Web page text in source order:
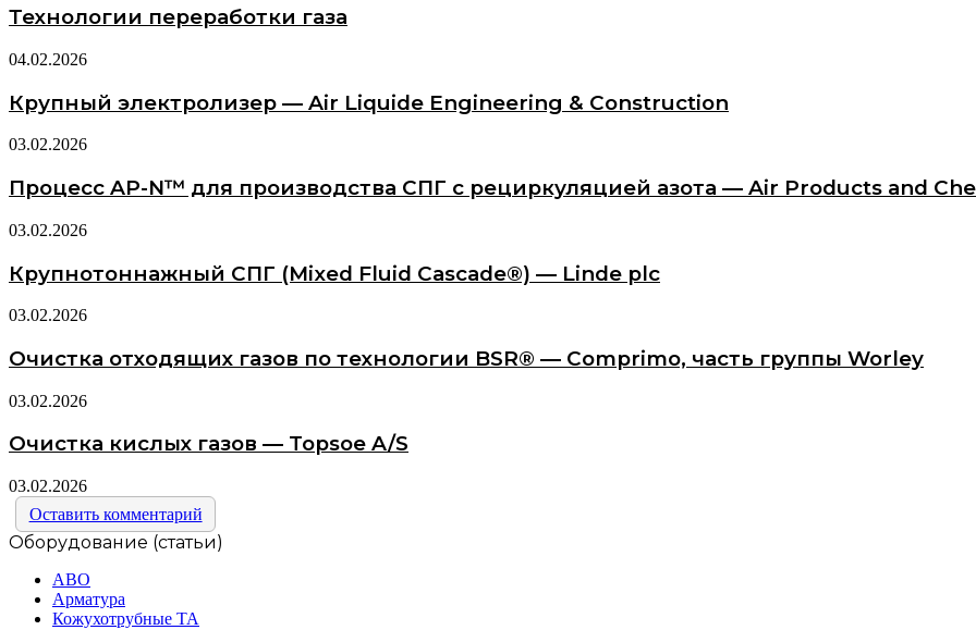
Технологии переработки газа
04.02.2026
Крупный электролизер — Air Liquide Engineering & Construction
03.02.2026
Процесс AP-N™ для производства СПГ с рециркуляцией азота — Air Products and
03.02.2026
Крупнотоннажный СПГ (Mixed Fluid Cascade®) — Linde plc
03.02.2026
Очистка отходящих газов по технологии BSR® — Comprimo, часть группы Worley
03.02.2026
Очистка кислых газов — Topsoe A/S
03.02.2026
Оставить комментарий
Оборудование (статьи)
АВО
Арматура
Кожухотрубные ТА